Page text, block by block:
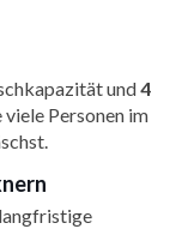
und4
Personen im